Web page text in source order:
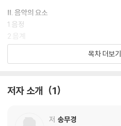
Ⅱ. 음악의 요소
1.음정
2.음계
3.조성
목차 더보기
저자 소개 1
저 송무경